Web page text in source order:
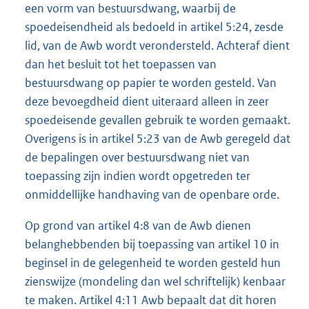
een vorm van bestuursdwang, waarbij de
spoedeisendheid als bedoeld in artikel 5:24, zesde
lid, van de Awb wordt verondersteld. Achteraf dient
dan het besluit tot het toepassen van
bestuursdwang op papier te worden gesteld. Van
deze bevoegdheid dient uiteraard alleen in zeer
spoedeisende gevallen gebruik te worden gemaakt.
Overigens is in artikel 5:23 van de Awb geregeld dat
de bepalingen over bestuursdwang niet van
toepassing zijn indien wordt opgetreden ter
onmiddellijke handhaving van de openbare orde.
Op grond van artikel 4:8 van de Awb dienen
belanghebbenden bij toepassing van artikel 10 in
beginsel in de gelegenheid te worden gesteld hun
zienswijze (mondeling dan wel schriftelijk) kenbaar
te maken. Artikel 4:11 Awb bepaalt dat dit horen